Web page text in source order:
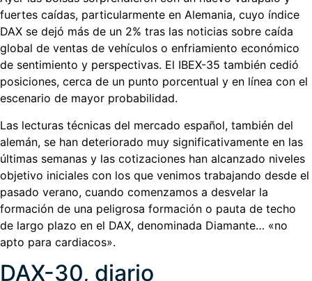
fuertes caídas, particularmente en Alemania, cuyo índice
DAX se dejó más de un 2% tras las noticias sobre caída
global de ventas de vehículos o enfriamiento económico
de sentimiento y perspectivas. El IBEX-35 también cedió
posiciones, cerca de un punto porcentual y en línea con el
escenario de mayor probabilidad.
Las lecturas técnicas del mercado español, también del
alemán, se han deteriorado muy significativamente en las
últimas semanas y las cotizaciones han alcanzado niveles
objetivo iniciales con los que venimos trabajando desde el
pasado verano, cuando comenzamos a desvelar la
formación de una peligrosa formación o pauta de techo
de largo plazo en el DAX, denominada Diamante… «no
apto para cardiacos».
DAX-30, diario